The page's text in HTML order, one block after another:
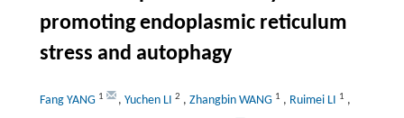
promoting endoplasmic reticulum
stress and autophagy
Fang YANG 1 , Yuchen LI 2 , Zhangbin WANG 1 , Ruimei LI 1 ,